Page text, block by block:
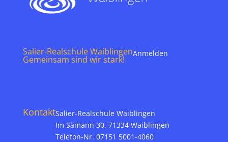
Salier-Realschule Waiblingen
Gemeinsam sind wir stark!
Anmelden
KontaktSalier-Realschule Waiblingen
Im Sämann 30, 71334 Waiblingen
Telefon-Nr. 07151 5001-4060